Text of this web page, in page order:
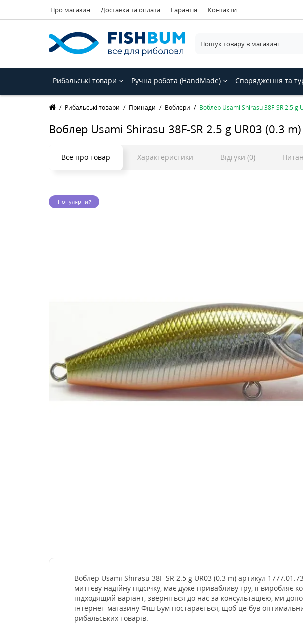
Про магазин Доставка та оплата Гарантія Контакти
Рибальські товари Ручна робота (HandMade) Спорядження та
Рибальські товари Принади Воблери Воблер Usami Shirasu 38F-SR 2.5 g
Воблер Usami Shirasu 38F-SR 2.5 g UR03 (0.3 m)
Все про товар Характеристики Відгуки (0)
Популярний
Воблер Usami Shirasu 38F-SR 2.5 g UR03 (0.3 m) артикул
миттєву надійну підсічку, має дуже привабливу гру, її
підходящий варіант, зверніться до нас за консультацією, ми
інтернет-магазину Фіш Бум постарається, щоб це був
рибальських товарів.